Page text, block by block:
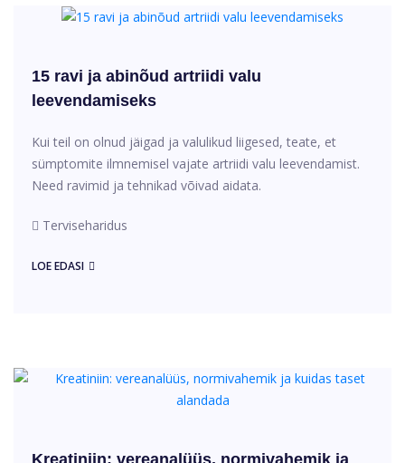
15 ravi ja abinõud artriidi valu
leevendamiseks
Kui teil on olnud jäigad ja valulikud liigesed, teate, et
sümptomite ilmnemisel vajate artriidi valu leevendamist.
Need ravimid ja tehnikad võivad aidata.
Terviseharidus
LOE EDASI
Kreatiniin: vereanalüüs, normivahemik ja